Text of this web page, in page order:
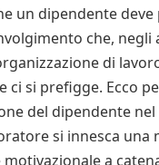
un dipendente
che,
di
ci si prefigge. Ecco
del dipendente
si innesca
a